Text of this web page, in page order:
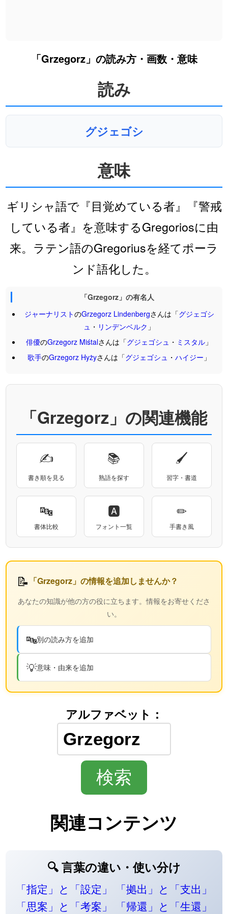
「Grzegorz」の読み方・画数・意味
読み
グジェゴシ
意味
ギリシャ語で『目覚めている者』『警戒
している者』を意味するGregoriosに由
来。ラテン語のGregoriusを経てポーラ
ンド語化した。
「Grzegorz」の有名人
ジャーナリストのGrzegorz Lindenbergさんは「グジェゴシ
ュ ・ リンデンベルク 」
俳優のGrzegorz Miśtalさんは「グジェゴシュ ・ ミスタル 」
歌手のGrzegorz Hyżyさんは「グジェゴシュ ・ ハイジー 」
「Grzegorz」の関連機能
✍
書き順を見る
📚
熟語を探す
🖌
習字・書道
🔤
書体比較
🅰
フォント一覧
✏
手書き風
📝 「Grzegorz」の情報を追加しませんか？
あなたの知識が他の方の役に立ちます。情報をお寄せくださ
い。
🔤別の読み方を追加
💡意味・由来を追加
アルファベット：
関連コンテンツ
🔍 言葉の違い・使い分け
「指定」と「設定」
「拠出」と「支出」
「思案」と「考案」
「帰還」と「生還」